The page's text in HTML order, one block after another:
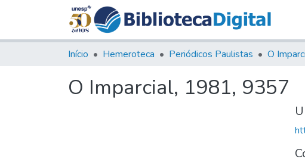
Início Hemeroteca Periódicos Paulistas O
O Imparcial, 1981, 9357